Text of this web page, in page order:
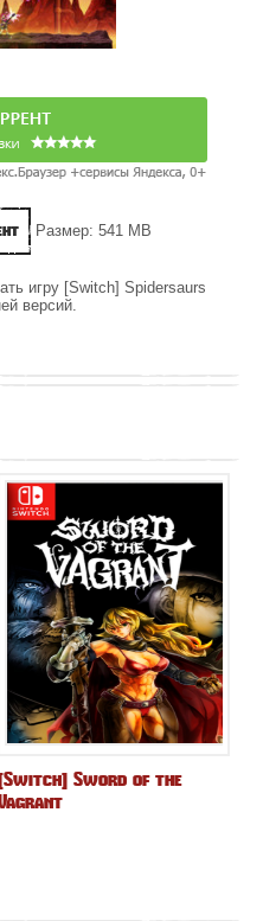
Размер: 541 MB
игру [Switch] Spidersaurs
версий.
Sword of the